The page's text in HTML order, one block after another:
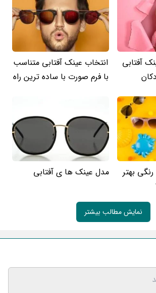
آفتابی
انتخاب عینک آفتابی متناسب
با فرم صورت با ساده ترین راه
بهتر
مدل عینک ها ی آفتابی
نمایش مطالب بیشتر